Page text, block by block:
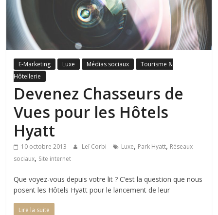
E-Marketing Luxe Médias sociaux
Tourisme &
Hôtellerie
Devenez Chasseurs de
Vues pour les Hôtels
Hyatt
10 octobre 2013 Leï Corbi Luxe, Park Hyatt, Réseaux
sociaux, Site internet
Que voyez-vous depuis votre lit ? C’est la question que nous
posent les Hôtels Hyatt pour le lancement de leur
Lire la suite